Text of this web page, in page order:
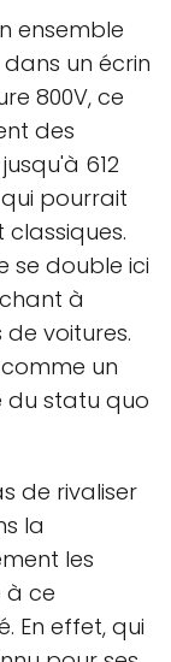
ensemble
un écrin
800V, ce
des
612
pourrait
se double ici
à
voitures.
un
du statu quo
de rivaliser
la
les
à ce
En effet, qui